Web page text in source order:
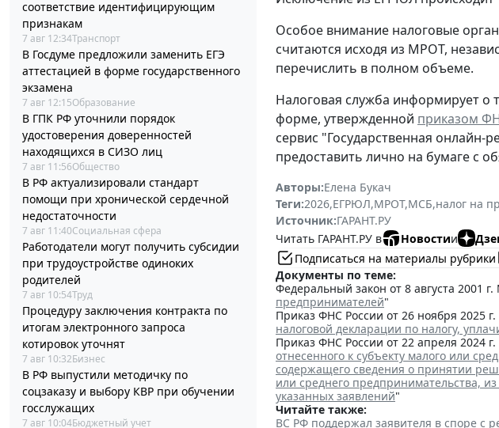
соответствие идентифицирующим
признакам
7 авг 12:34Транспорт
В Госдуме предложили заменить ЕГЭ
аттестацией в форме государственного
экзамена
7 авг 12:15Образование
В ГПК РФ уточнили порядок
удостоверения доверенностей
находящихся в СИЗО лиц
7 авг 11:56Общество
В РФ актуализировали стандарт
помощи при хронической сердечной
недостаточности
7 авг 11:40Социальная сфера
Работодатели могут получить субсидии
при трудоустройстве одиноких
родителей
7 авг 10:54Труд
Процедуру заключения контракта по
итогам электронного запроса
котировок уточнят
7 авг 10:32Бизнес
В РФ выпустили методичку по
соцзаказу и выбору КВР при обучении
госслужащих
7 авг 10:04Бюджетный учет
Особое внимание налоговые
считаются исходя из МРОТ,
перечислить в полном объеме.
Налоговая служба информирует о
форме, утвержденной приказом
сервис "Государственная онлайн-
предоставить лично на бумаге с
Авторы:Елена Букач
Теги:2026,ЕГРЮЛ,МРОТ,МСБ,налог на
Источник:ГАРАНТ.РУ
Читать ГАРАНТ.РУ в
Новостии
Подписаться на материалы рубрики
Документы по теме:
Федеральный закон от 8 августа 2001
предпринимателей"
Приказ ФНС России от 26 ноября 2025
налоговой декларации по налогу,
Приказ ФНС России от 22 апреля 2024
отнесенного к субъекту малого или
содержащего сведения о принятии
или среднего предпринимательства,
указанных заявлений"
Читайте также:
ВС РФ поддержал заявителя в споре с